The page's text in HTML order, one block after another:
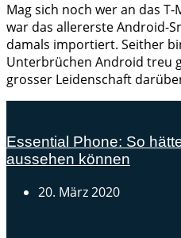
Mag sich noch wer an das
war das allererste Android-
damals importiert. Seither
Unterbrüchen Android treu
grosser Leidenschaft
Essential Phone: So
aussehen können
20. März 2020